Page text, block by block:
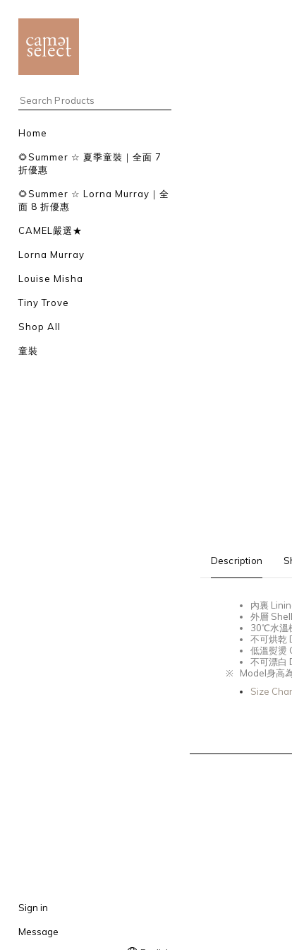
Home
🌻Summer ☆ 夏季童裝｜全面 7
折優惠
🌻Summer ☆ Lorna Murray｜全
面 8 折優惠
CAMEL嚴選★
Lorna Murray
Louise Misha
Tiny Trove
Shop All
童裝
Sign in
Message
Description
內裏
外層
30℃水溫
不可烘乾
低溫熨燙
不可漂白
※ Model身高
Size